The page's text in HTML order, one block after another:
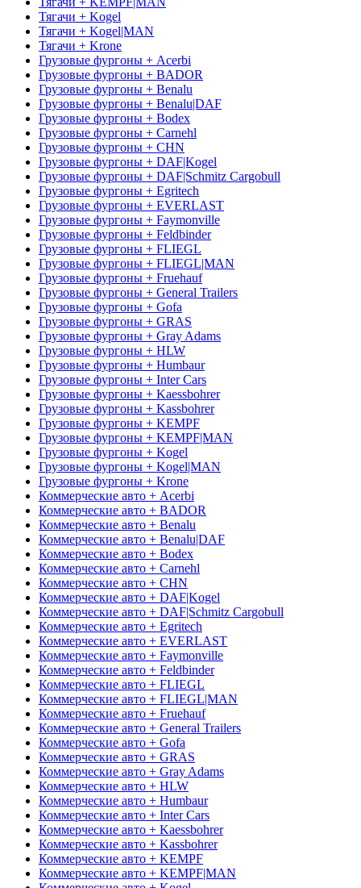
Тягачи + Kogel
Тягачи + Kogel|MAN
Тягачи + Krone
Грузовые фургоны + Acerbi
Грузовые фургоны + BADOR
Грузовые фургоны + Benalu
Грузовые фургоны + Benalu|DAF
Грузовые фургоны + Bodex
Грузовые фургоны + Carnehl
Грузовые фургоны + CHN
Грузовые фургоны + DAF|Kogel
Грузовые фургоны + DAF|Schmitz Cargobull
Грузовые фургоны + Egritech
Грузовые фургоны + EVERLAST
Грузовые фургоны + Faymonville
Грузовые фургоны + Feldbinder
Грузовые фургоны + FLIEGL
Грузовые фургоны + FLIEGL|MAN
Грузовые фургоны + Fruehauf
Грузовые фургоны + General Trailers
Грузовые фургоны + Gofa
Грузовые фургоны + GRAS
Грузовые фургоны + Gray Adams
Грузовые фургоны + HLW
Грузовые фургоны + Humbaur
Грузовые фургоны + Inter Cars
Грузовые фургоны + Kaessbohrer
Грузовые фургоны + Kassbohrer
Грузовые фургоны + KEMPF
Грузовые фургоны + KEMPF|MAN
Грузовые фургоны + Kogel
Грузовые фургоны + Kogel|MAN
Грузовые фургоны + Krone
Коммерческие авто + Acerbi
Коммерческие авто + BADOR
Коммерческие авто + Benalu
Коммерческие авто + Benalu|DAF
Коммерческие авто + Bodex
Коммерческие авто + Carnehl
Коммерческие авто + CHN
Коммерческие авто + DAF|Kogel
Коммерческие авто + DAF|Schmitz Cargobull
Коммерческие авто + Egritech
Коммерческие авто + EVERLAST
Коммерческие авто + Faymonville
Коммерческие авто + Feldbinder
Коммерческие авто + FLIEGL
Коммерческие авто + FLIEGL|MAN
Коммерческие авто + Fruehauf
Коммерческие авто + General Trailers
Коммерческие авто + Gofa
Коммерческие авто + GRAS
Коммерческие авто + Gray Adams
Коммерческие авто + HLW
Коммерческие авто + Humbaur
Коммерческие авто + Inter Cars
Коммерческие авто + Kaessbohrer
Коммерческие авто + Kassbohrer
Коммерческие авто + KEMPF
Коммерческие авто + KEMPF|MAN